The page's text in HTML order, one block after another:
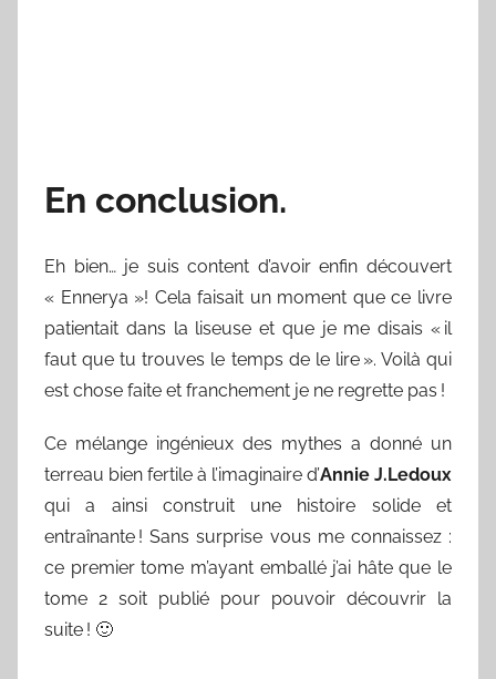
En conclusion.
Eh bien… je suis content d’avoir enfin découvert
« Ennerya »! Cela faisait un moment que ce livre
patientait dans la liseuse et que je me disais « il
faut que tu trouves le temps de le lire ». Voilà qui
est chose faite et franchement je ne regrette pas !
Ce mélange ingénieux des mythes a donné un
terreau bien fertile à l’imaginaire d’Annie J.Ledoux
qui a ainsi construit une histoire solide et
entraînante ! Sans surprise vous me connaissez :
ce premier tome m’ayant emballé j’ai hâte que le
tome 2 soit publié pour pouvoir découvrir la
suite ! 🙂